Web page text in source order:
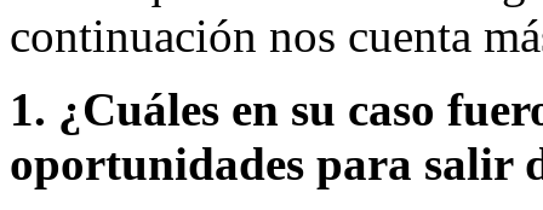
continuación nos cuenta
1. ¿Cuáles en su caso
oportunidades para salir